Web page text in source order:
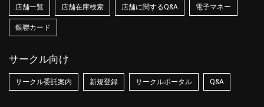
店舗一覧 店舗在庫検索 店舗に関するQ&A 電子マネー
銀聯カード
サークル向け
サークル委託案内 新規登録 サークルポータル Q&A